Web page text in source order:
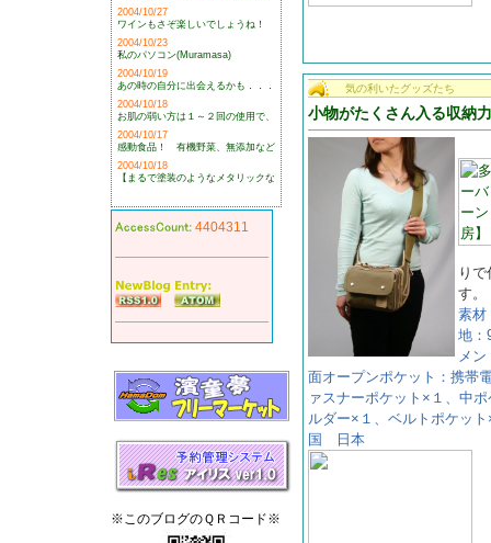
2004/10/27
ワインもさぞ楽しいでしょうね！
2004/10/23
私のパソコン(Muramasa)
2004/10/19
あの時の自分に出会えるかも．．．
2004/10/18
お肌の弱い方は１～２回の使用で、
2004/10/17
感動食品！ 有機野菜、無添加など
2004/10/18
【まるで塗装のようなメタリックな
4404311
※このブログのＱＲコード※
気の利いたグッズたち
小物がたくさん入る収納
り
す。
素
地
メ
面オープンポケット：携帯
ァスナーポケット×１、中
ルダー×１、ベルトポケッ
国 日本